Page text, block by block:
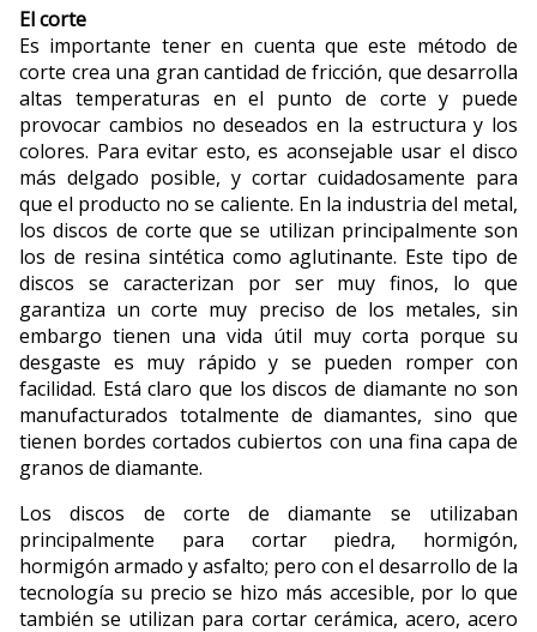
El corte
Es importante tener en cuenta que este método de
corte crea una gran cantidad de fricción, que desarrolla
altas temperaturas en el punto de corte y puede
provocar cambios no deseados en la estructura y los
colores. Para evitar esto, es aconsejable usar el disco
más delgado posible, y cortar cuidadosamente para
que el producto no se caliente. En la industria del metal,
los discos de corte que se utilizan principalmente son
los de resina sintética como aglutinante. Este tipo de
discos se caracterizan por ser muy finos, lo que
garantiza un corte muy preciso de los metales, sin
embargo tienen una vida útil muy corta porque su
desgaste es muy rápido y se pueden romper con
facilidad. Está claro que los discos de diamante no son
manufacturados totalmente de diamantes, sino que
tienen bordes cortados cubiertos con una fina capa de
granos de diamante.
Los discos de corte de diamante se utilizaban
principalmente para cortar piedra, hormigón,
hormigón armado y asfalto; pero con el desarrollo de la
tecnología su precio se hizo más accesible, por lo que
también se utilizan para cortar cerámica, acero, acero